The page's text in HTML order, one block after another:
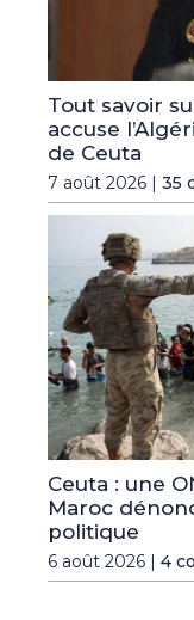
Tout savoir
accuse
de Ceuta
7 août 2026 | 35
Ceuta : une
Maroc
politique
6 août 2026 | 4